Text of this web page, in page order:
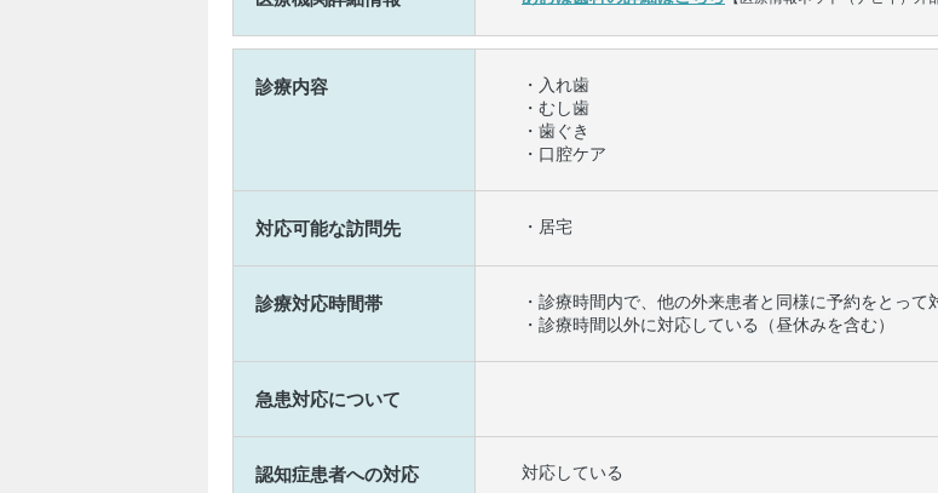
診療内容
・入れ歯
・むし歯
・歯ぐき
・口腔ケア
対応可能な訪問先 ・居宅
診療対応時間帯
・診療時間内で、他の外来患者と同様に予約をとって
・診療時間以外に対応している（昼休みを含む）
急患対応について
認知症患者への対応 対応している